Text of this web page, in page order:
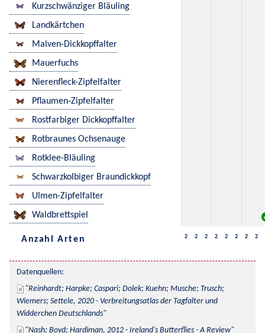
Kurzschwänziger Bläuling
Landkärtchen
Malven-Dickkopffalter
Mauerfuchs
Nierenfleck-Zipfelfalter
Pflaumen-Zipfelfalter
Rostfarbiger Dickkopffalter
Rotbraunes Ochsenauge
Rotklee-Bläuling
Schwarzkolbiger Braundickkopf
Ulmen-Zipfelfalter
Waldbrettspiel
Anzahl Arten 2 2 2 2 2 2 2 2
Datenquellen:
Reinhardt; Harpke; Caspari; Dolek; Kuehn; Musche; Trusch;
Wiemers; Settele, 2020 - Verbreitungsatlas der Tagfalter und
Widderchen Deutschlands
Nash; Boyd; Hardiman, 2012 - Ireland's Butterflies - A Review